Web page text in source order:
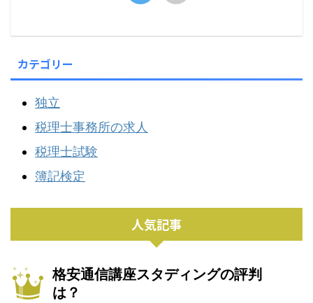
カテゴリー
独立
税理士事務所の求人
税理士試験
簿記検定
人気記事
格安通信講座スタディングの評判
は？